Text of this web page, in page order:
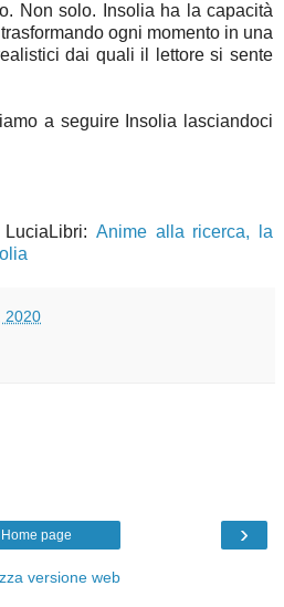
Non solo. Insolia ha la capacità
ogni momento in una
dai quali il lettore si sente
a seguire Insolia lasciandoci
Anime alla ricerca, la
2020
›
Home page
versione web